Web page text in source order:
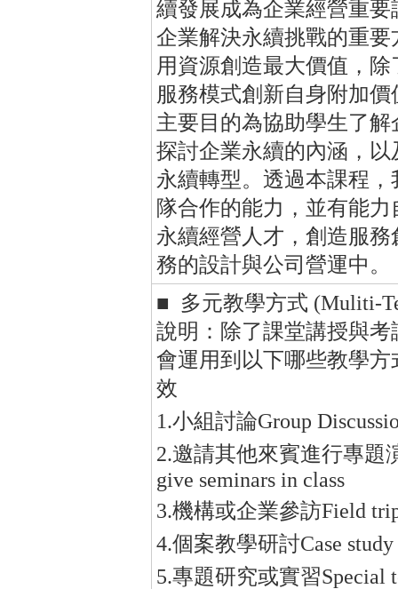
續發展成為企業經營重
企業解決永續挑戰的重
用資源創造最大價值，
服務模式創新自身附加
主要目的為協助學生了
探討企業永續的內涵，
永續轉型。透過本課程
隊合作的能力，並有能
永續經營人才，創造服
務的設計與公司營運中。
■ 多元教學方式 (Muliti-
說明：除了課堂講授與
會運用到以下哪些教學
效
1.小組討論Group
2.邀請其他來賓進行專題
give seminars in class
3.機構或企業參訪Field
4.個案教學研討Case study
5.專題研究或實習Special